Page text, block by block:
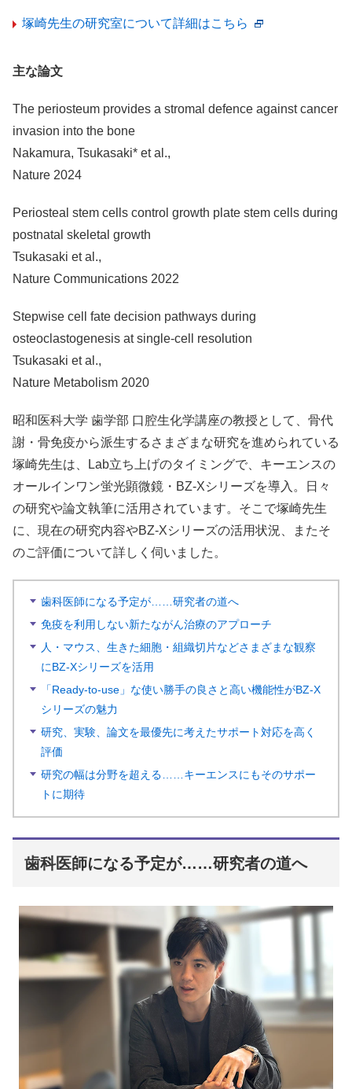
塚崎先生の研究室について詳細はこちら
主な論文
The periosteum provides a stromal defence against cancer
invasion into the bone
Nakamura, Tsukasaki* et al.,
Nature 2024
Periosteal stem cells control growth plate stem cells during
postnatal skeletal growth
Tsukasaki et al.,
Nature Communications 2022
Stepwise cell fate decision pathways during
osteoclastogenesis at single-cell resolution
Tsukasaki et al.,
Nature Metabolism 2020
昭和医科大学 歯学部 口腔生化学講座の教授として、骨代
謝・骨免疫から派生するさまざまな研究を進められている
塚崎先生は、Lab立ち上げのタイミングで、キーエンスの
オールインワン蛍光顕微鏡・BZ-Xシリーズを導入。日々
の研究や論文執筆に活用されています。そこで塚崎先生
に、現在の研究内容やBZ-Xシリーズの活用状況、またそ
のご評価について詳しく伺いました。
歯科医師になる予定が……研究者の道へ
免疫を利用しない新たながん治療のアプローチ
人・マウス、生きた細胞・組織切片などさまざまな観察
にBZ-Xシリーズを活用
「Ready-to-use」な使い勝手の良さと高い機能性がBZ-X
シリーズの魅力
研究、実験、論文を最優先に考えたサポート対応を高く
評価
研究の幅は分野を超える……キーエンスにもそのサポー
トに期待
歯科医師になる予定が……研究者の道へ